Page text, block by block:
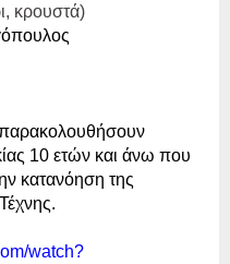
κρουστά)
10 ετών και άνω που
κατανόηση της
watch?